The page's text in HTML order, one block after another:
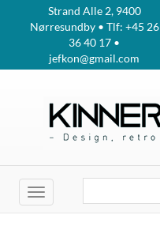
Strand Alle 2, 9400
Nørresundby • Tlf: +45 26
36 40 17 •
jefkon@gmail.com
Toggle
navigation